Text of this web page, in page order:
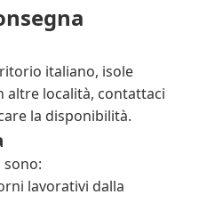
italiano, isole
altre località, contattaci
la disponibilità.
lavorativi dalla